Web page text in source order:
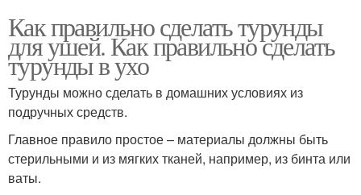
Как правильно сделать турунды
для ушей. Как правильно сделать
турунды в ухо
Турунды можно сделать в домашних условиях из
подручных средств.
Главное правило простое – материалы должны быть
стерильными и из мягких тканей, например, из бинта или
ваты.